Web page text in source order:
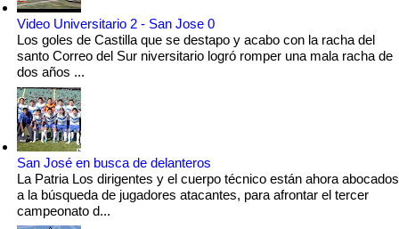
Video Universitario 2 - San Jose 0
Los goles de Castilla que se destapo y acabo con la racha del
santo Correo del Sur niversitario logró romper una mala racha de
dos años ...
San José en busca de delanteros
La Patria Los dirigentes y el cuerpo técnico están ahora abocados
a la búsqueda de jugadores atacantes, para afrontar el tercer
campeonato d...